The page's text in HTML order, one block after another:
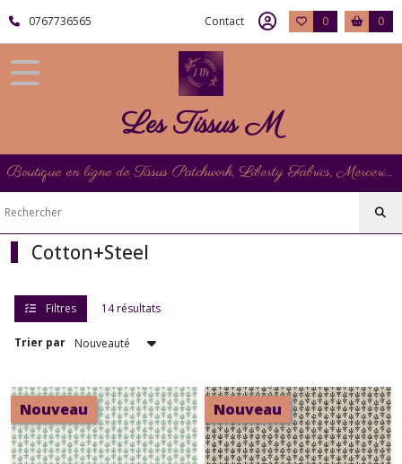
0767736565 Contact 0 0
Les Tissus M
Boutique en ligne de Tissus Patchwork, Liberty Fabrics, Mercerie et Matériel de Point de Croix
Cotton+Steel
Filtres 14 résultats
Trier par
Nouveau Nouveau
Fermer
FILTRES
Les
Tissus
Cotton+Steel
Afficher
résultats